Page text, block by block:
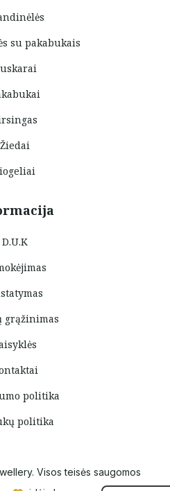
su pakabukais
Žiedai
D.U.K
grąžinimas
politika
politika
Visos teisės saugomos